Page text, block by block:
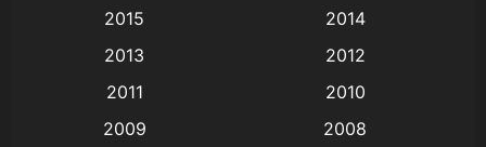
Animation แอนิเมชัน
(9)
2015
2014
2013
2012
2011
2010
2009
2008